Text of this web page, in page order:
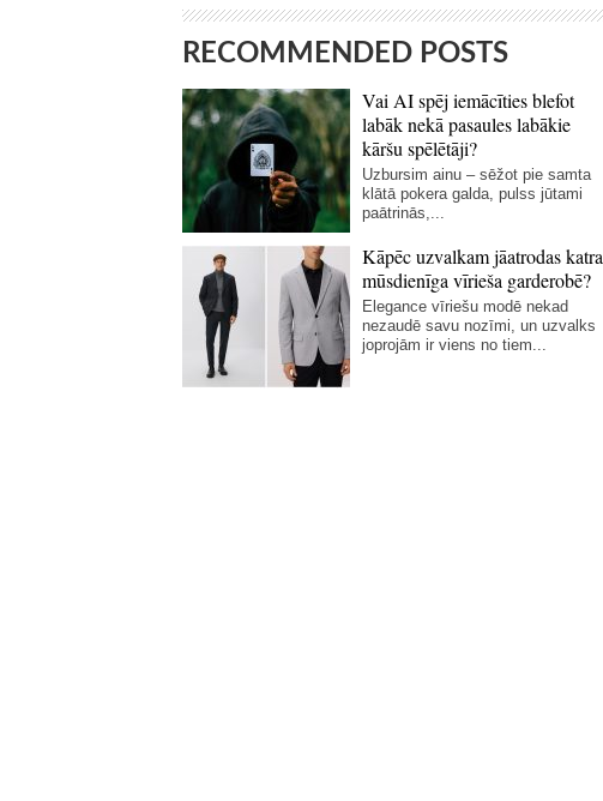
RECOMMENDED POSTS
Vai AI spēj iemācīties blefot
labāk nekā pasaules labākie
kāršu spēlētāji?
Uzbursim ainu – sēžot pie samta
klātā pokera galda, pulss jūtami
paātrinās,...
Kāpēc uzvalkam jāatrodas katra
mūsdienīga vīrieša garderobē?
Elegance vīriešu modē nekad
nezaudē savu nozīmi, un uzvalks
joprojām ir viens no tiem...